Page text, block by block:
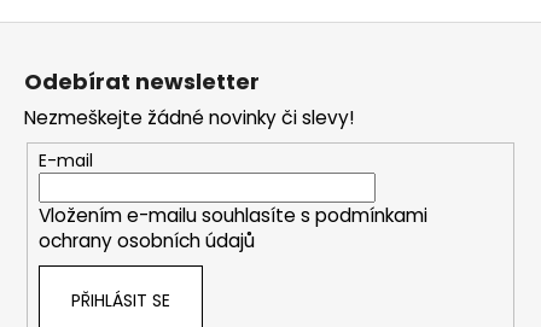
Z
Odebírat newsletter
Nezmeškejte žádné novinky či slevy!
E-mail
Vložením e-mailu souhlasíte s podmínkami
ochrany osobních údajů
PŘIHLÁSIT SE